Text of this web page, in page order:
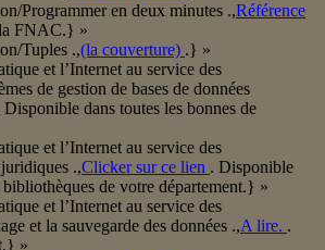
Programmer en deux minutes .,Référence
FNAC.} »
Tuples .,(la couverture) .} »
et l’Internet au service des
de gestion de bases de données
Disponible dans toutes les bonnes de
et l’Internet au service des
.,Clicker sur ce lien . Disponible
bibliothèques de votre département.} »
et l’Internet au service des
et la sauvegarde des données .,A lire. .
»